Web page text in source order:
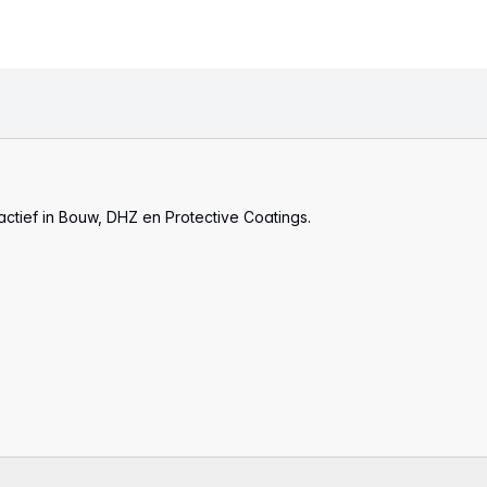
in Bouw, DHZ en Protective Coatings.